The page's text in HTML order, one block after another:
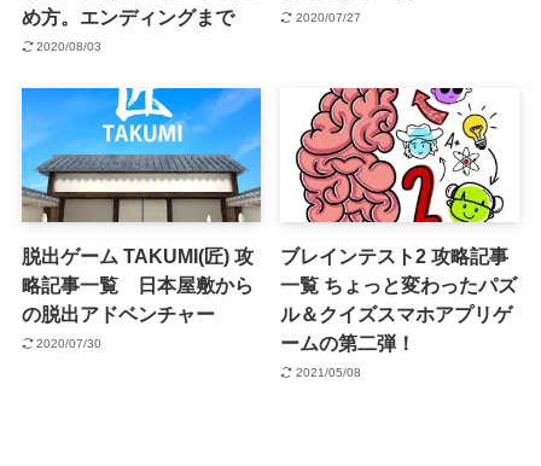
め方。エンディングまで
2020/08/03
2020/07/27
脱出ゲーム TAKUMI(匠) 攻
略記事一覧 日本屋敷から
の脱出アドベンチャー
2020/07/30
ブレインテスト2 攻略記事
一覧 ちょっと変わったパズ
ル＆クイズスマホアプリゲ
ームの第二弾！
2021/05/08